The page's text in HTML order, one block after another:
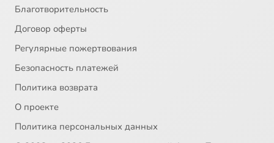
Благотворительность
Договор оферты
Регулярные пожертвования
Безопасность платежей
Политика возврата
О проекте
Политика персональных данных